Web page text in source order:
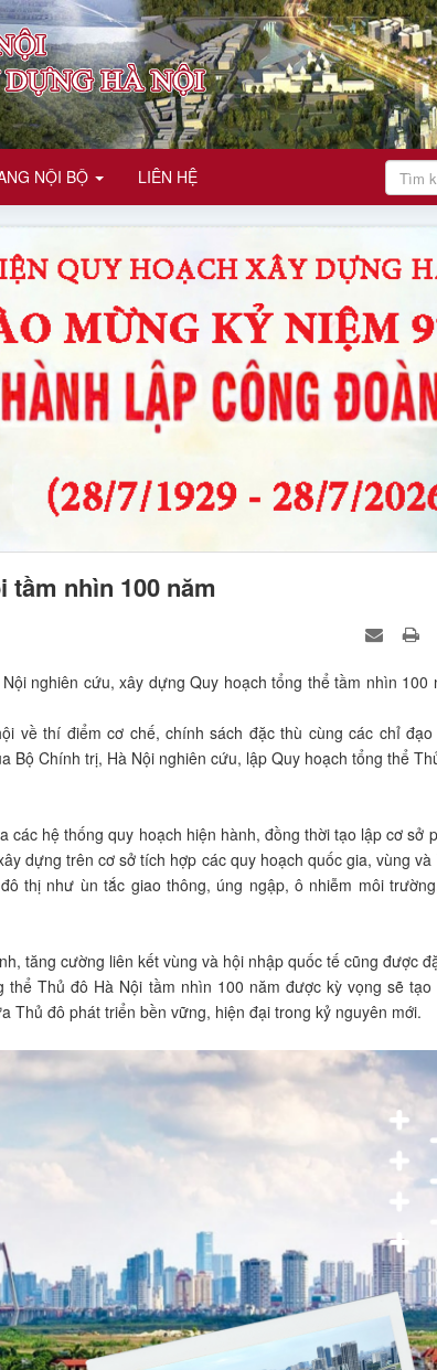
NỘI BỘ LIÊN HỆ
tầm nhìn 100 năm
nghiên cứu, xây dựng Quy hoạch tổng thể tầm nhìn 100
về thí điểm cơ chế, chính sách đặc thù cùng các chỉ đạo
Chính trị, Hà Nội nghiên cứu, lập Quy hoạch tổng thể
hệ thống quy hoạch hiện hành, đồng thời tạo lập cơ sở
dựng trên cơ sở tích hợp các quy hoạch quốc gia, vùng và
thị như ùn tắc giao thông, úng ngập, ô nhiễm môi
tăng cường liên kết vùng và hội nhập quốc tế cũng được
Thủ đô Hà Nội tầm nhìn 100 năm được kỳ vọng sẽ tạo
Thủ đô phát triển bền vững, hiện đại trong kỷ nguyên mới.